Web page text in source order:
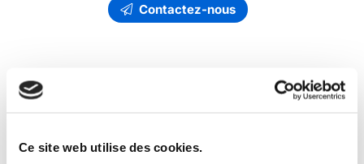
Ce site web utilise des cookies.
Contactez-nous
Les Dirt Bike France